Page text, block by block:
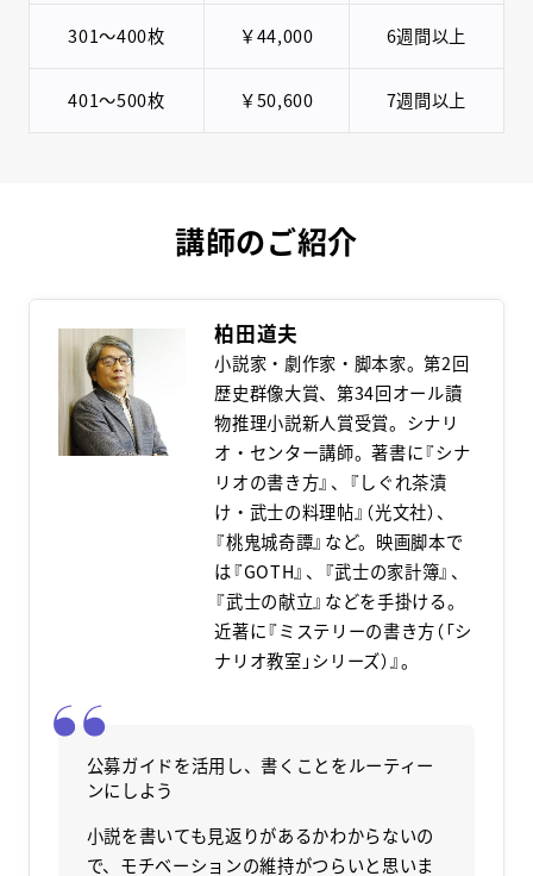
301〜400枚 ￥44,000 6週間以上
401〜500枚 ￥50,600 7週間以上
講師のご紹介
柏田道夫
小説家・劇作家・脚本家。第2回
歴史群像大賞、第34回オール讀
物推理小説新人賞受賞。シナリ
オ・センター講師。著書に『シナ
リオの書き方』、『しぐれ茶漬
け・武士の料理帖』（光文社）、
『桃鬼城奇譚』など。映画脚本で
は『GOTH』、『武士の家計簿』、
『武士の献立』などを手掛ける。
近著に『ミステリーの書き方（「シ
ナリオ教室」シリーズ）』。
公募ガイドを活用し、書くことをルーティー
ンにしよう
小説を書いても見返りがあるかわからないの
で、モチベーションの維持がつらいと思いま